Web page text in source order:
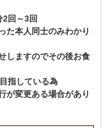
回～3回
た本人同士のみわかり
しますのでその後お食
指している為
が変更ある場合があり